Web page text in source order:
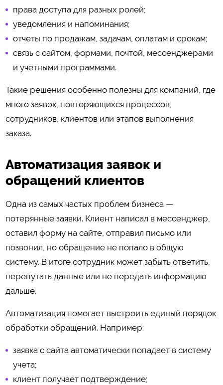
права доступа для разных ролей;
уведомления и напоминания;
отчеты по продажам, задачам, оплатам и срокам;
связь с сайтом, формами, почтой, мессенджерами
и учетными программами.
Такие решения особенно полезны для компаний, где
много заявок, повторяющихся процессов,
сотрудников, клиентов или этапов выполнения
заказа.
Автоматизация заявок и
обращений клиентов
Одна из самых частых проблем бизнеса —
потерянные заявки. Клиент написал в мессенджер,
оставил форму на сайте, отправил письмо или
позвонил, но обращение не попало в общую
систему. В итоге сотрудник может забыть ответить,
перепутать данные или не передать информацию
дальше.
Автоматизация помогает выстроить единый порядок
обработки обращений. Например:
заявка с сайта автоматически попадает в систему
учета;
клиент получает подтверждение;